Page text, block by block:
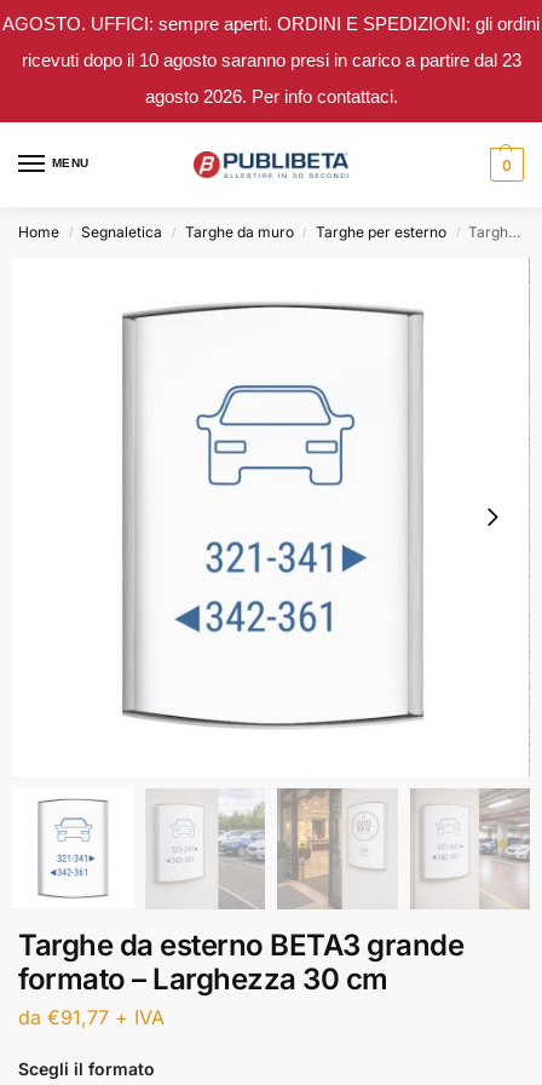
AGOSTO. UFFICI: sempre aperti. ORDINI E SPEDIZIONI: gli ordini
ricevuti dopo il 10 agosto saranno presi in carico a partire dal 23
agosto 2026. Per info contattaci.
MENU 0
Home / Segnaletica / Targhe da muro / Targhe per esterno / Targhe da esterno BETA3 grande formato – Larghezza 30 cm
Targhe da esterno BETA3 grande
formato – Larghezza 30 cm
da €91,77 + IVA
Scegli il formato